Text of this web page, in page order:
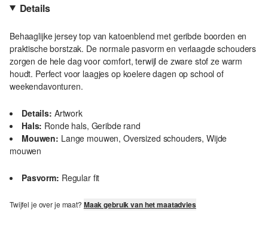
Details
Behaaglijke jersey top van katoenblend met geribde boorden en
praktische borstzak. De normale pasvorm en verlaagde schouders
zorgen de hele dag voor comfort, terwijl de zware stof ze warm
houdt. Perfect voor laagjes op koelere dagen op school of
weekendavonturen.
Details: Artwork
Hals: Ronde hals, Geribde rand
Mouwen: Lange mouwen, Oversized schouders, Wijde
mouwen
Pasvorm: Regular fit
Twijfel je over je maat? Maak gebruik van het maatadvies